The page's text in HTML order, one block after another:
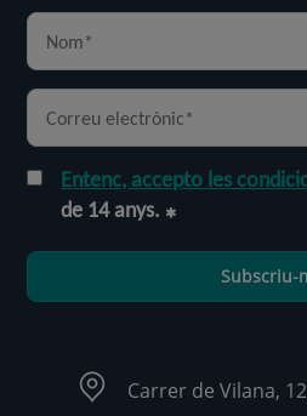
Entenc, accepto les
de 14 anys.
Subscriu-
Carrer de Vilana,